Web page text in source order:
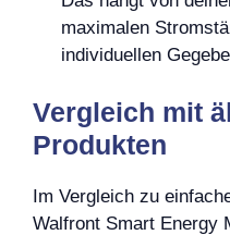
maximalen
individuellen
Vergleich mit
Produkten
Im Vergleich zu
Walfront Smart Energy